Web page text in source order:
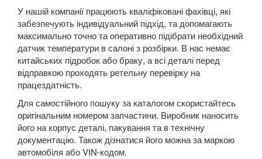
Atlas Cross Sport
Amarok (2H)
Beetle (A5)
New Beetle (9C1)
New Beetle (5C1)
New Beetle Cabrio (1Y7)
Caddy IV
У нашій компанії працюють кваліфіковані фахівці, які
забезпечують індивідуальний підхід, та допомагають
максимально точно та оперативно підібрати необхідний
датчик температури в салоні з розбірки. В нас немає
китайських підробок або браку, а всі деталі перед
відправкою проходять ретельну перевірку на
працездатність.
Для самостійного пошуку за каталогом скористайтесь
оригінальним номером запчастини. Виробник наносить
його на корпус деталі, пакування та в технічну
документацію. Також дізнатися його можна за маркою
автомобіля або VIN-кодом.